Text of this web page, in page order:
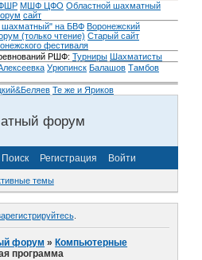
МШФ ЦФО Областной шахматный
сайт
шахматный" на БВФ Воронежский
(только чтение) Старый сайт
фестиваля
РШФ: Турниры Шахматисты
Урюпинск Балашов Тамбов
Те же и Яриков
форум
Поиск Регистрация Войти
темы
.
форум »Компьютерные
программа